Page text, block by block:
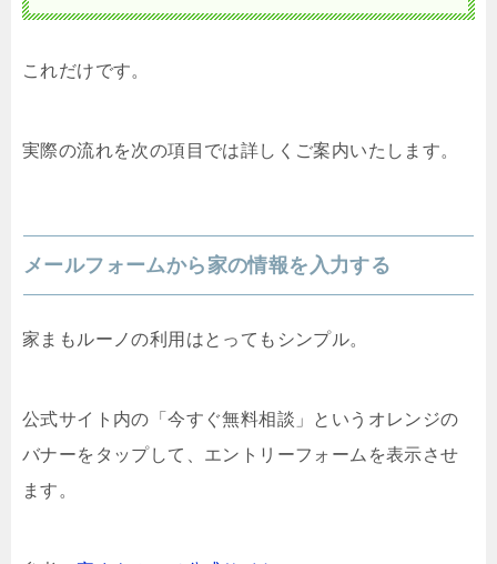
これだけです。
実際の流れを次の項目では詳しくご案内いたします。
メールフォームから家の情報を入力する
家まもルーノの利用はとってもシンプル。
公式サイト内の「今すぐ無料相談」というオレンジの
バナーをタップして、エントリーフォームを表示させ
ます。